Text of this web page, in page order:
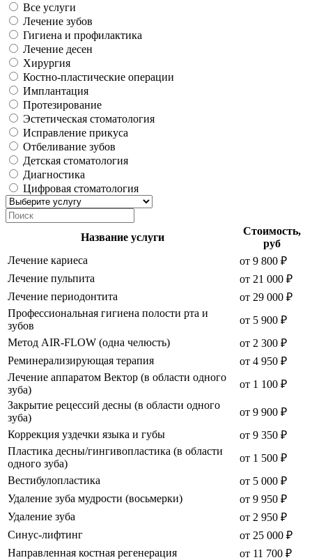
Все услуги
Лечение зубов
Гигиена и профилактика
Лечение десен
Хирургия
Костно-пластические операции
Имплантация
Протезирование
Эстетическая стоматология
Исправление прикуса
Отбеливание зубов
Детская стоматология
Диагностика
Цифровая стоматология
Название услуги
Стоимость,
руб
Лечение кариеса
от 9 800 ₽
Лечение пульпита
от 21 000 ₽
Лечение периодонтита
от 29 000 ₽
Профессиональная гигиена полости рта и
зубов
от 5 900 ₽
Метод AIR-FLOW (одна челюсть)
от 2 300 ₽
Реминерализирующая терапия
от 4 950 ₽
Лечение аппаратом Вектор (в области одного
зуба)
от 1 100 ₽
Закрытие рецессий десны (в области одного
зуба)
от 9 900 ₽
Коррекция уздечки языка и губы
от 9 350 ₽
Пластика десны/гингивопластика (в области
одного зуба)
от 1 500 ₽
Вестибулопластика
от 5 000 ₽
Удаление зуба мудрости (восьмерки)
от 9 950 ₽
Удаление зуба
от 2 950 ₽
Синус-лифтинг
от 25 000 ₽
Направленная костная регенерация
от 11 700 ₽